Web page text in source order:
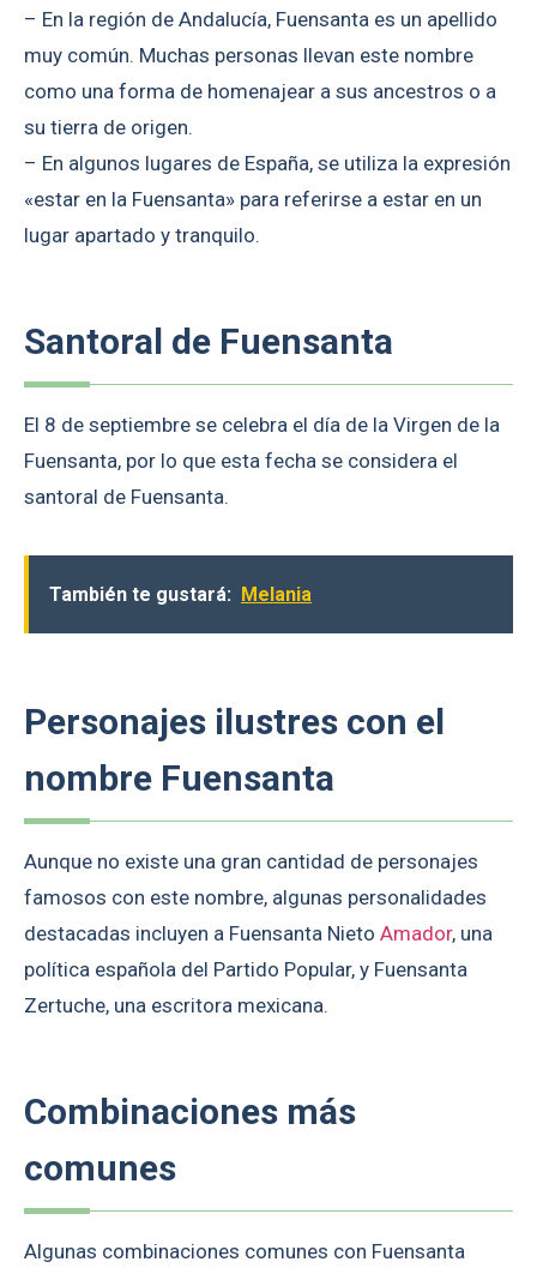
– En la región de Andalucía, Fuensanta es un apellido
muy común. Muchas personas llevan este nombre
como una forma de homenajear a sus ancestros o a
su tierra de origen.
– En algunos lugares de España, se utiliza la expresión
«estar en la Fuensanta» para referirse a estar en un
lugar apartado y tranquilo.
Santoral de Fuensanta
El 8 de septiembre se celebra el día de la Virgen de la
Fuensanta, por lo que esta fecha se considera el
santoral de Fuensanta.
También te gustará: Melania
Personajes ilustres con el
nombre Fuensanta
Aunque no existe una gran cantidad de personajes
famosos con este nombre, algunas personalidades
destacadas incluyen a Fuensanta Nieto Amador, una
política española del Partido Popular, y Fuensanta
Zertuche, una escritora mexicana.
Combinaciones más
comunes
Algunas combinaciones comunes con Fuensanta